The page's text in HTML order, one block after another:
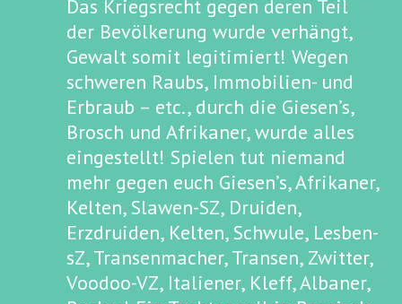
Das Kriegsrecht gegen deren Teil
der Bevölkerung wurde verhängt,
Gewalt somit legitimiert! Wegen
schweren Raubs, Immobilien- und
Erbraub – etc., durch die Giesen’s,
Brosch und Afrikaner, wurde alles
eingestellt! Spielen tut niemand
mehr gegen euch Giesen’s, Afrikaner,
Kelten, Slawen-SZ, Druiden,
Erzdruiden, Kelten, Schwule, Lesben-
sZ, Transenmacher, Transen, Zwitter,
Voodoo-VZ, Italiener, Kleff, Albaner,